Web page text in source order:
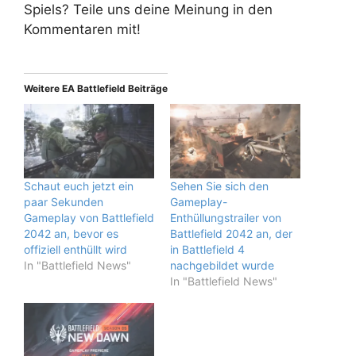
Spiels? Teile uns deine Meinung in den
Kommentaren mit!
Weitere EA Battlefield Beiträge
Schaut euch jetzt ein
paar Sekunden
Gameplay von Battlefield
2042 an, bevor es
offiziell enthüllt wird
In "Battlefield News"
Sehen Sie sich den
Gameplay-
Enthüllungstrailer von
Battlefield 2042 an, der
in Battlefield 4
nachgebildet wurde
In "Battlefield News"